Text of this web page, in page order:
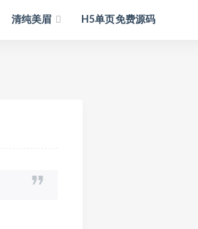
清纯美眉 H5单页免费源码